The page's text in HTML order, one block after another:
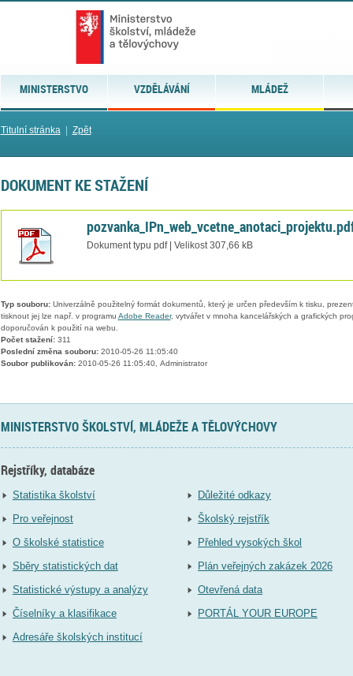
MINISTERSTVO VZDĚLÁVÁNÍ MLÁDEŽ
Titulní stránka| Zpět
DOKUMENT KE STAŽENÍ
Dokument typu pdf | Velikost 307,66 kB
Typ souboru:Univerzálně použitelný formát dokumentů, který je určen především k tisku,
tisknout jej lze např. v programu Adobe Reader, vytvářet v mnoha kancelářských a grafických
doporučován k použití na webu.
Počet stažení:311
Poslední změna souboru:2010-05-26 11:05:40
Soubor publikován:2010-05-26 11:05:40, Administrator
MINISTERSTVO ŠKOLSTVÍ, MLÁDEŽE A TĚLOVÝCHOVY
Rejstříky, databáze
Statistika školství
Pro veřejnost
O školské statistice
Sběry statistických dat
Statistické výstupy a analýzy
Číselníky a klasifikace
Adresáře školských institucí
Důležité odkazy
Školský rejstřík
Přehled vysokých škol
Plán veřejných zakázek 2026
Otevřená data
PORTÁL YOUR EUROPE